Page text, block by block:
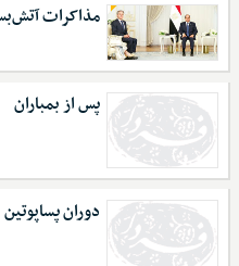
مذاکرات
پس از بمباران
دوران پساپوتین